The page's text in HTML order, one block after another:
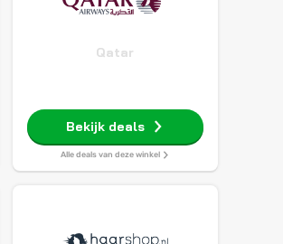
Qatar
Bekijk deals
Alle deals van deze winkel